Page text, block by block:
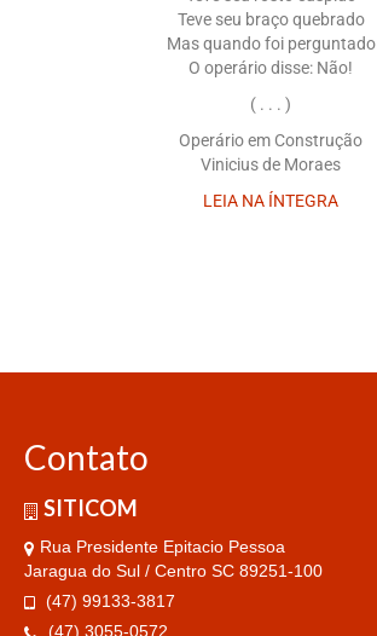
Teve seu braço quebrado
Mas quando foi perguntado
O operário disse: Não!
( . . . )
Operário em Construção
Vinicius de Moraes
LEIA NA ÍNTEGRA
Contato
SITICOM
Rua Presidente Epitacio Pessoa
Jaragua do Sul / Centro SC 89251-100
(47) 99133-3817
(47) 3055-0572